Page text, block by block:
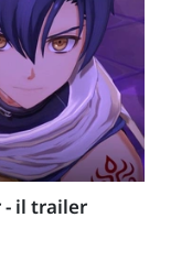
- il trailer